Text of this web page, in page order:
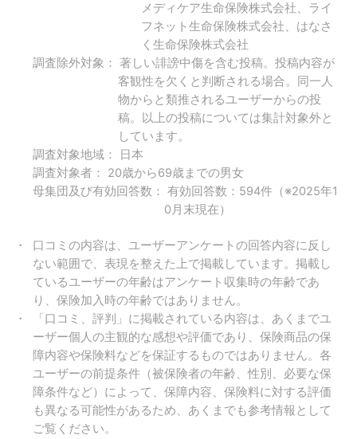
メディケア生命保険株式会社、ライ
フネット生命保険株式会社、はなさ
く生命保険株式会社
調査除外対象： 著しい誹謗中傷を含む投稿。投稿内容が
客観性を欠くと判断される場合。同一人
物からと類推されるユーザーからの投
稿。以上の投稿については集計対象外と
しています。
調査対象地域： 日本
調査対象者： 20歳から69歳までの男女
母集団及び有効回答数： 有効回答数：594件（※2025年1
0月末現在）
口コミの内容は、ユーザーアンケートの回答内容に反し
ない範囲で、表現を整えた上で掲載しています。掲載し
ているユーザーの年齢はアンケート収集時の年齢であ
り、保険加入時の年齢ではありません。
「口コミ、評判」に掲載されている内容は、あくまでユ
ーザー個人の主観的な感想や評価であり、保険商品の保
障内容や保険料などを保証するものではありません。各
ユーザーの前提条件（被保険者の年齢、性別、必要な保
障条件など）によって、保障内容、保険料に対する評価
も異なる可能性があるため、あくまでも参考情報として
ご覧ください。